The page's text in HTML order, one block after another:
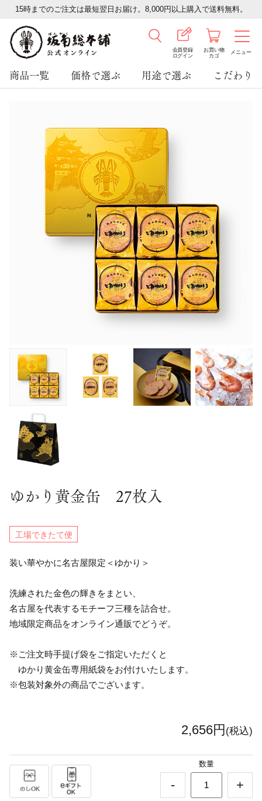
15時までのご注文は最短翌日お届け。8,000円以上購入で送料無料。
会員登録
ログイン
お買い物
カゴ
メニュー
商品一覧 価格で選ぶ 用途で選ぶ こだわり
ゆかり黄金缶 27枚入
工場できたて便
装い華やかに名古屋限定＜ゆかり＞
洗練された金色の輝きをまとい、
名古屋を代表するモチーフ三種を詰合せ。
地域限定商品をオンライン通販でどうぞ。
※ご注文時手提げ袋をご指定いただくと
ゆかり黄金缶専用紙袋をお付けいたします。
※包装対象外の商品でございます。
2,656円 (税込)
-
数量
+